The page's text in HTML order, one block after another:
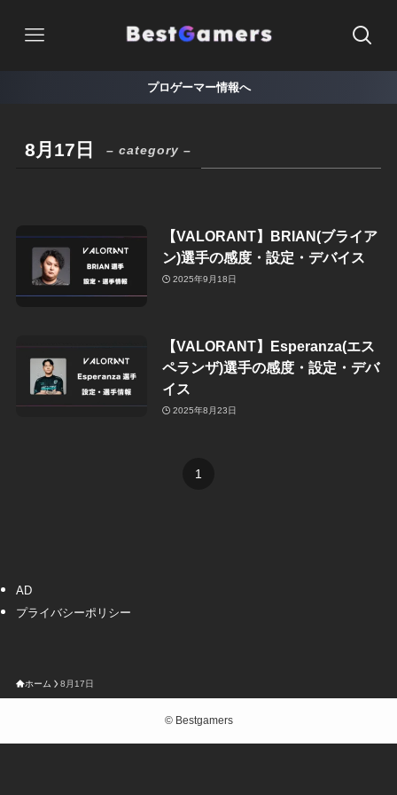
プロゲーマー情報へ
8月17日 – category –
【VALORANT】BRIAN(ブライア
ン)選手の感度・設定・デバイス
2025年9月18日
【VALORANT】Esperanza(エス
ペランザ)選手の感度・設定・デバ
イス
2025年8月23日
1
AD
プライバシーポリシー
ホーム 8月17日
©Bestgamers